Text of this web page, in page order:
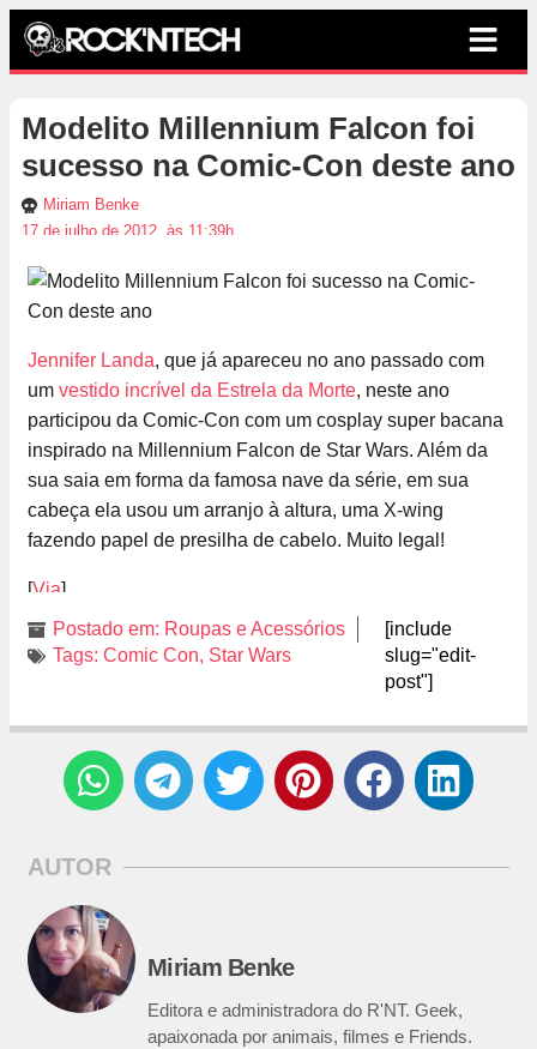
Modelito Millennium Falcon foi
sucesso na Comic-Con deste ano
Miriam Benke
17 de julho de 2012, às 11:39h
Jennifer Landa, que já apareceu no ano passado com
um vestido incrível da Estrela da Morte, neste ano
participou da Comic-Con com um cosplay super bacana
inspirado na Millennium Falcon de Star Wars. Além da
sua saia em forma da famosa nave da série, em sua
cabeça ela usou um arranjo à altura, uma X-wing
fazendo papel de presilha de cabelo. Muito legal!
[Via]
Postado em: Roupas e Acessórios
Tags: Comic Con, Star Wars
[include
slug="edit-
post"]
AUTOR
Miriam Benke
Editora e administradora do R'NT. Geek,
apaixonada por animais, filmes e Friends.